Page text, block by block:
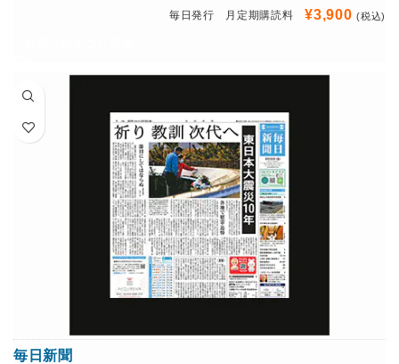
毎日発行 月定期購読料¥3,900 (税込)
毎日新聞